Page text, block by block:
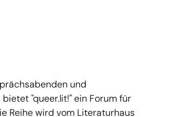
und
"queer.lit!" ein Forum für
Reihe wird vom Literaturhaus